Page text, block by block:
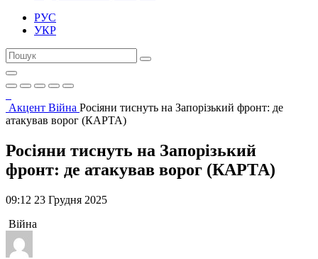
РУС
УКР
Акцент Війна Росіяни тиснуть на Запорізький фронт: де
атакував ворог (КАРТА)
Росіяни тиснуть на Запорізький
фронт: де атакував ворог (КАРТА)
09:12 23 Грудня 2025
Війна